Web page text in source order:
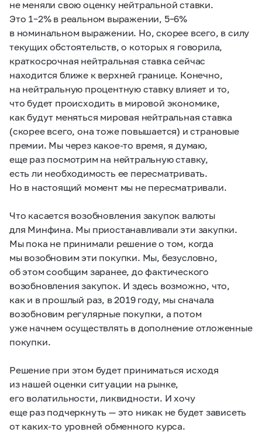
не меняли свою оценку нейтральной ставки.
Это 1–2%в реальном выражении, 5–6%
в номинальном выражении. Но, скорее всего, в силу
текущих обстоятельств, о которых я говорила,
краткосрочная нейтральная ставка сейчас
находится ближе к верхней границе. Конечно,
на нейтральную процентную ставку влияет и то,
что будет происходить в мировой экономике,
как будут меняться мировая нейтральная ставка
(скорее всего, она тоже повышается) и страновые
премии. Мы через какое-то время, я думаю,
еще раз посмотрим на нейтральную ставку,
есть ли необходимость ее пересматривать.
Но в настоящий момент мы не пересматривали.
Что касается возобновления закупок валюты
для Минфина. Мы приостанавливали эти закупки.
Мы пока не принимали решение о том, когда
мы возобновим эти покупки. Мы, безусловно,
об этом сообщим заранее, до фактического
возобновления закупок. И здесь возможно, что,
как и в прошлый раз, в 2019 году, мы сначала
возобновим регулярные покупки, а потом
уже начнем осуществлять в дополнение отложенные
покупки.
Решение при этом будет приниматься исходя
из нашей оценки ситуации на рынке,
его волатильности, ликвидности. И хочу
еще раз подчеркнуть — это никак не будет зависеть
от каких-то уровней обменного курса.